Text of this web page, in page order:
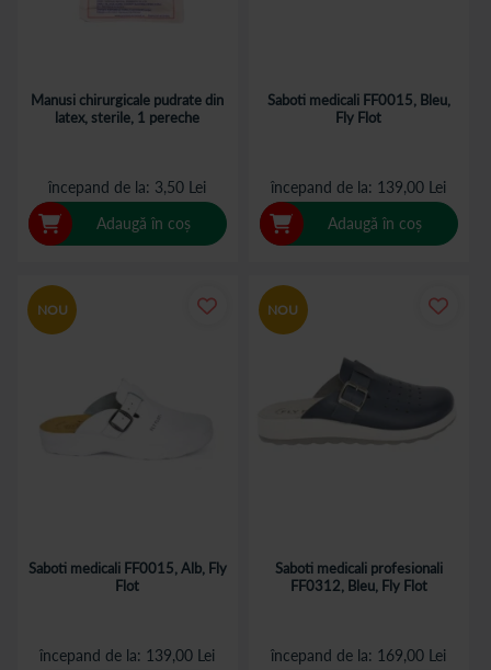
Manusi chirurgicale pudrate din
latex, sterile, 1 pereche
începand de la 3,50 Lei
Adaugă în coș
Saboti medicali FF0015, Bleu,
Fly Flot
începand de la 139,00 Lei
Adaugă în coș
NOU
Saboti medicali FF0015, Alb, Fly
Flot
începand de la 139,00 Lei
NOU
Saboti medicali profesionali
FF0312, Bleu, Fly Flot
începand de la 169,00 Lei